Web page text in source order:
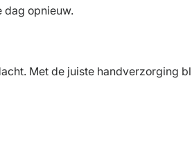
dag opnieuw.
Met de juiste handverzorging